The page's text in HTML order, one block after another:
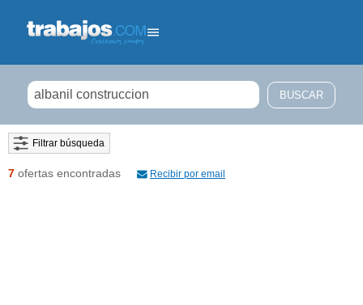
Filtrar búsqueda
7 ofertas encontradas Recibir por email